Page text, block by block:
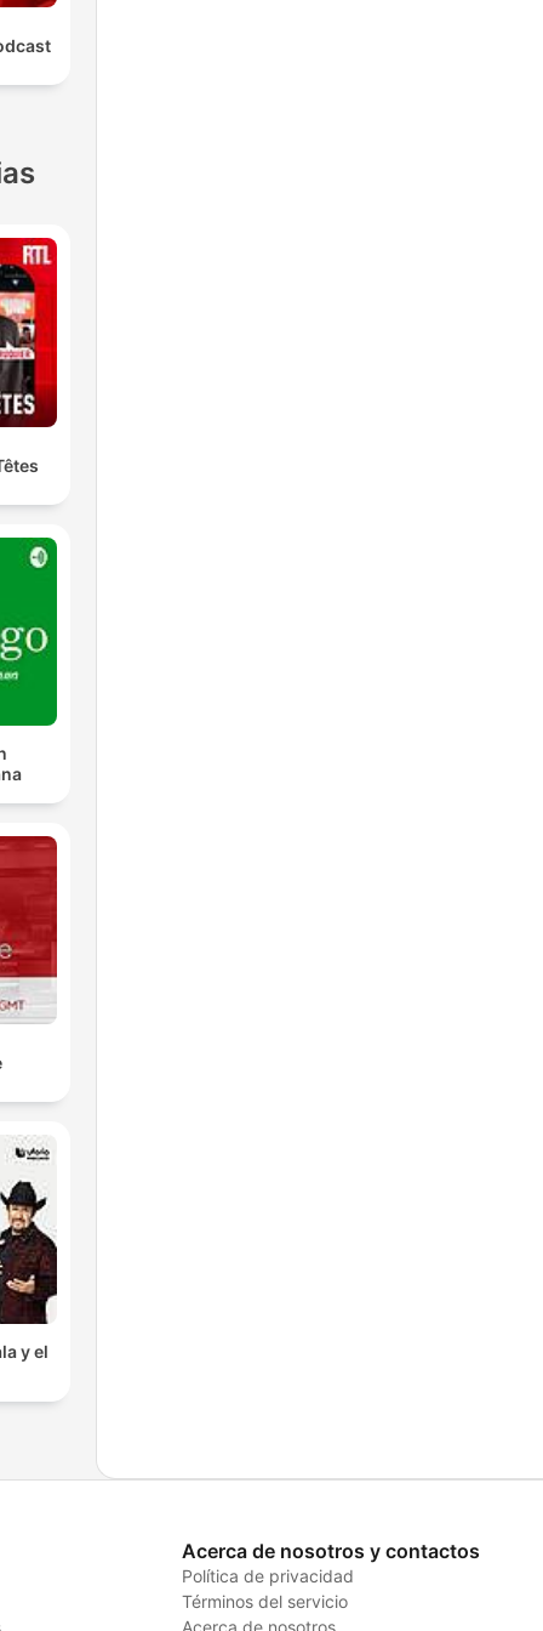
y el
Acerca de nosotros y contactos
Política de privacidad
Términos del servicio
Acerca de nosotros